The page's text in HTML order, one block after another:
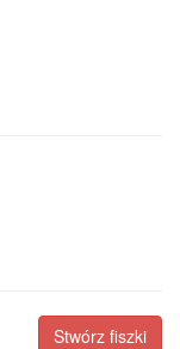
Stwórz fiszki